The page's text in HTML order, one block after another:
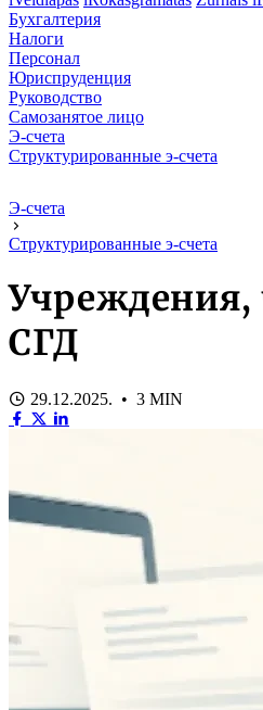
Бухгалтерия
Налоги
Персонал
Юриспруденция
Руководство
Самозанятое лицо
Э-счета
Структурированные э-счета
Э-счета
Структурированные э-счета
Учреждения,
СГД
29.12.2025. • 3 MIN